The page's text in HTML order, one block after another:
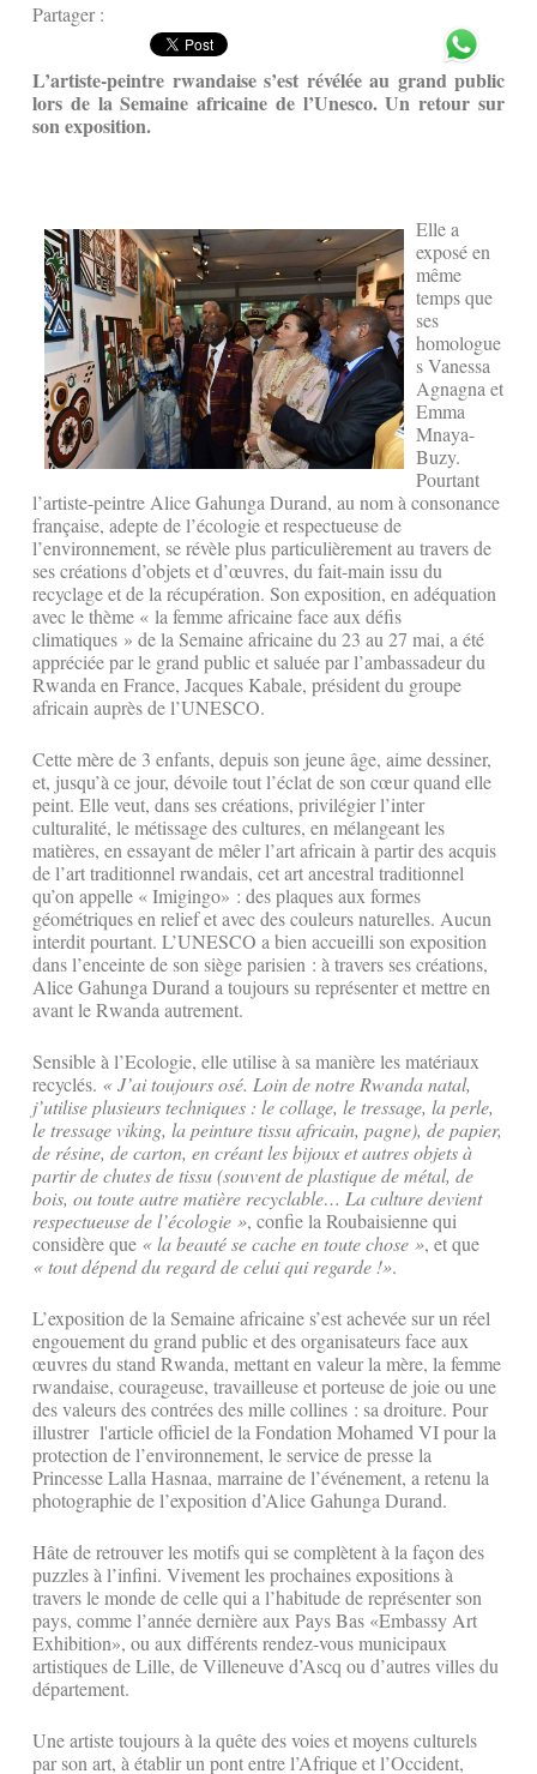
Partager :
L’artiste-peintre rwandaise s’est révélée au grand public
lors de la Semaine africaine de l’Unesco. Un retour sur
son exposition.
Elle a
exposé en
même
temps que
ses
homologue
s Vanessa
Agnagna et
Emma
Mnaya-
Buzy.
Pourtant
l’artiste-peintre Alice Gahunga Durand, au nom à consonance
française, adepte de l’écologie et respectueuse de
l’environnement, se révèle plus particulièrement au travers de
ses créations d’objets et d’œuvres, du fait-main issu du
recyclage et de la récupération. Son exposition, en adéquation
avec le thème « la femme africaine face aux défis
climatiques » de la Semaine africaine du 23 au 27 mai, a été
appréciée par le grand public et saluée par l’ambassadeur du
Rwanda en France, Jacques Kabale, président du groupe
africain auprès de l’UNESCO.
Cette mère de 3 enfants, depuis son jeune âge, aime dessiner,
et, jusqu’à ce jour, dévoile tout l’éclat de son cœur quand elle
peint. Elle veut, dans ses créations, privilégier l’inter
culturalité, le métissage des cultures, en mélangeant les
matières, en essayant de mêler l’art africain à partir des acquis
de l’art traditionnel rwandais, cet art ancestral traditionnel
qu’on appelle « Imigingo» : des plaques aux formes
géométriques en relief et avec des couleurs naturelles. Aucun
interdit pourtant. L’UNESCO a bien accueilli son exposition
dans l’enceinte de son siège parisien : à travers ses créations,
Alice Gahunga Durand a toujours su représenter et mettre en
avant le Rwanda autrement.
Sensible à l’Ecologie, elle utilise à sa manière les matériaux
recyclés. « J’ai toujours osé. Loin de notre Rwanda natal,
j’utilise plusieurs techniques : le collage, le tressage, la perle,
le tressage viking, la peinture tissu africain, pagne), de papier,
de résine, de carton, en créant les bijoux et autres objets à
partir de chutes de tissu (souvent de plastique de métal, de
bois, ou toute autre matière recyclable… La culture devient
respectueuse de l’écologie », confie la Roubaisienne qui
considère que « la beauté se cache en toute chose », et que
« tout dépend du regard de celui qui regarde !».
L’exposition de la Semaine africaine s’est achevée sur un réel
engouement du grand public et des organisateurs face aux
œuvres du stand Rwanda, mettant en valeur la mère, la femme
rwandaise, courageuse, travailleuse et porteuse de joie ou une
des valeurs des contrées des mille collines : sa droiture. Pour
illustrer l'article officiel de la Fondation Mohamed VI pour la
protection de l’environnement, le service de presse la
Princesse Lalla Hasnaa, marraine de l’événement, a retenu la
photographie de l’exposition d’Alice Gahunga Durand.
Hâte de retrouver les motifs qui se complètent à la façon des
puzzles à l’infini. Vivement les prochaines expositions à
travers le monde de celle qui a l’habitude de représenter son
pays, comme l’année dernière aux Pays Bas «Embassy Art
Exhibition», ou aux différents rendez-vous municipaux
artistiques de Lille, de Villeneuve d’Ascq ou d’autres villes du
département.
Une artiste toujours à la quête des voies et moyens culturels
par son art, à établir un pont entre l’Afrique et l’Occident,